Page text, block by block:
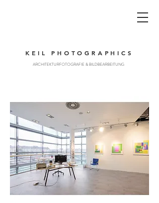
KEIL PHOTOGRAPHICS
ARCHITEKTURFOTOGRAFIE & BILDBEARBEITUNG